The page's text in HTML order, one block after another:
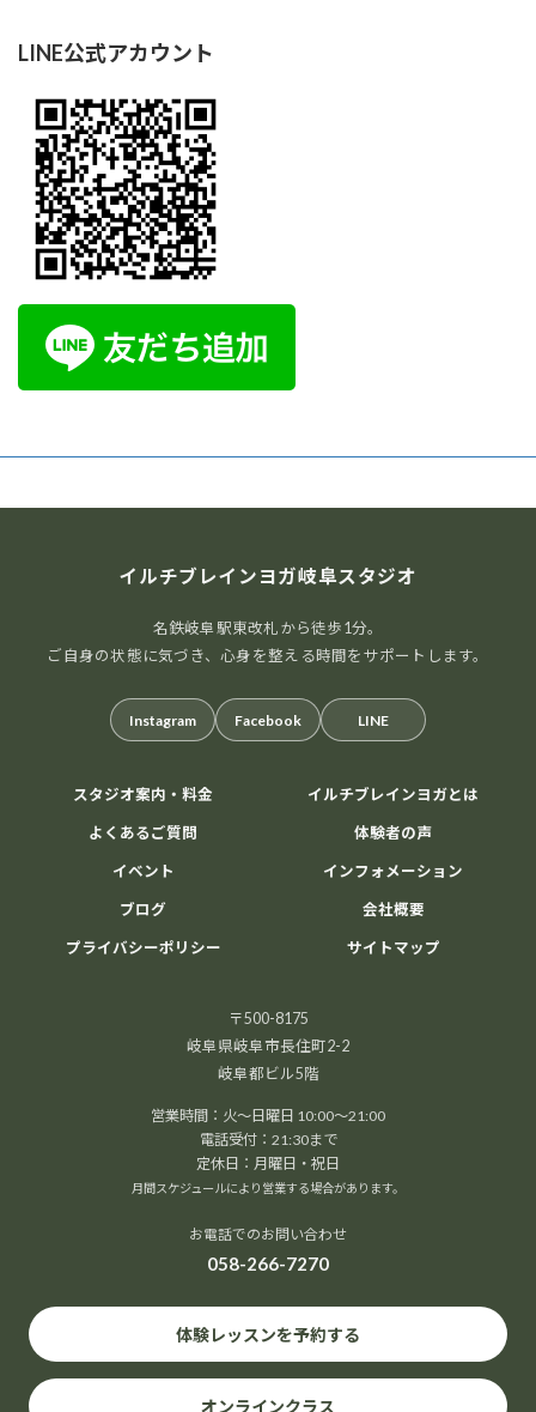
LINE公式アカウント
イルチブレインヨガ岐阜スタジオ
名鉄岐阜駅東改札から徒歩1分。
ご自身の状態に気づき、心身を整える時間をサポートします。
Instagram Facebook LINE
スタジオ案内・料金 イルチブレインヨガとは
よくあるご質問 体験者の声
イベント インフォメーション
ブログ 会社概要
プライバシーポリシー サイトマップ
〒500-8175
岐阜県岐阜市長住町2-2
岐阜都ビル5階
営業時間：火～日曜日 10:00～21:00
電話受付：21:30まで
定休日：月曜日・祝日
月間スケジュールにより営業する場合があります。
お電話でのお問い合わせ
058-266-7270
体験レッスンを予約する
オンラインクラス